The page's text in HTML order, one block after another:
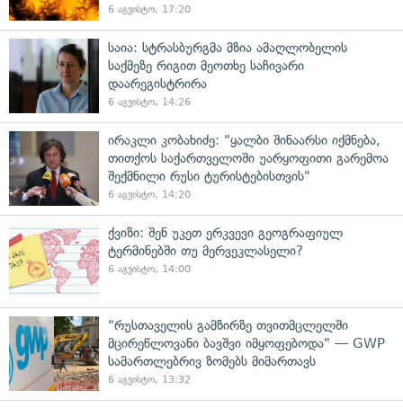
6 აგვისტო, 17:20
საია: სტრასბურგმა მზია ამაღლობელის
საქმეზე რიგით მეოთხე საჩივარი
დაარეგისტრირა
6 აგვისტო, 14:26
ირაკლი კობახიძე: "ყალბი შინაარსი იქმნება,
თითქოს საქართველოში უარყოფითი გარემოა
შექმნილი რუსი ტურისტებისთვის"
6 აგვისტო, 14:20
ქვიზი: შენ უკეთ ერკვევი გეოგრაფიულ
ტერმინებში თუ მერვეკლასელი?
6 აგვისტო, 14:00
"რუსთაველის გამზირზე თვითმცლელში
მცირეწლოვანი ბავშვი იმყოფებოდა" — GWP
სამართლებრივ ზომებს მიმართავს
6 აგვისტო, 13:32